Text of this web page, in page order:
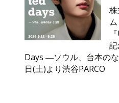
Days ―ソウル、台本の
日(土)より渋谷PARCO